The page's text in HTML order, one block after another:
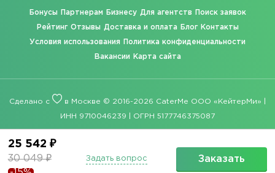
25 542 ₽
30 049 ₽
Заказать
Задать вопрос
Бонусы Партнерам Бизнесу Для агентств Поиск заявок
Рейтинг Отзывы Доставка и оплата Блог Контакты
Условия использования Политика конфиденциальности
Вакансии Карта сайта
Сделано с в Москве © 2016-2026 CaterMe ООО «КейтерМи» |
ИНН 9710046239 | ОГРН 5177746375087